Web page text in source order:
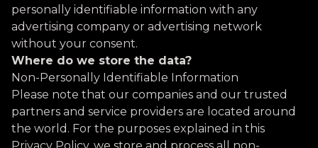
personally identifiable information with any
advertising company or advertising network
without your consent.
Where do we store the data?
Non-Personally Identifiable Information
Please note that our companies and our trusted
partners and service providers are located around
the world. For the purposes explained in this